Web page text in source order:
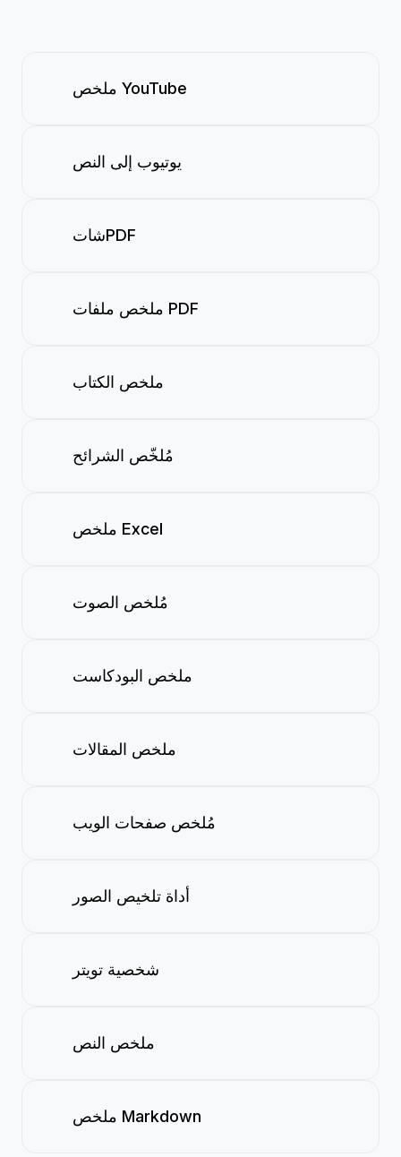
ملخص YouTube
يوتيوب إلى النص
شاتPDF
ملخص ملفات PDF
ملخص الكتاب
مُلخّص الشرائح
ملخص Excel
مُلخص الصوت
ملخص البودكاست
ملخص المقالات
مُلخص صفحات الويب
أداة تلخيص الصور
شخصية تويتر
ملخص النص
ملخص Markdown